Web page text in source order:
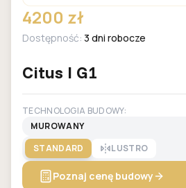
4200 zł
Dostępność: 3 dni robocze
Citus I G1
TECHNOLOGIA BUDOWY:
MUROWANY
STANDARD
LUSTRO
Poznaj cenę budowy